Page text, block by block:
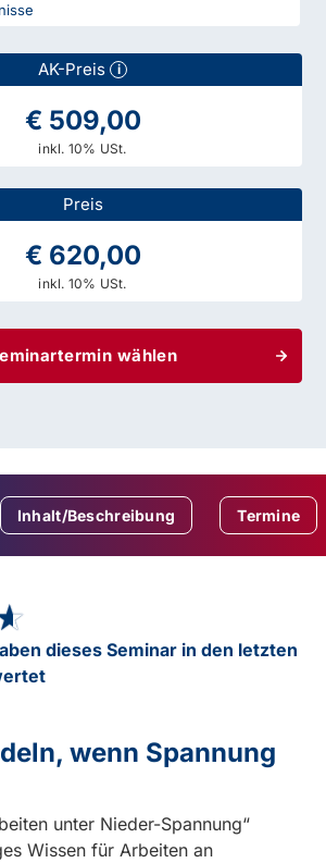
AK-Preis i
€ 509,00
inkl. 10% USt.
Preis
€ 620,00
inkl. 10% USt.
wählen
Inhalt/Beschreibung Termine
dieses Seminar in den letzten
wenn Spannung
unter Nieder-Spannung“
Wissen für Arbeiten an